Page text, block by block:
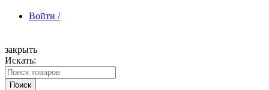
Войти /
Зарегистрироваться
закрыть
Искать:
Поиск